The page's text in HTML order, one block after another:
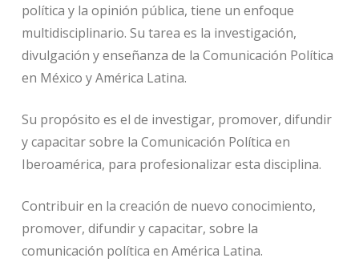
política y la opinión pública, tiene un enfoque
multidisciplinario. Su tarea es la investigación,
divulgación y enseñanza de la Comunicación Política
en México y América Latina.
Su propósito es el de investigar, promover, difundir
y capacitar sobre la Comunicación Política en
Iberoamérica, para profesionalizar esta disciplina.
Contribuir en la creación de nuevo conocimiento,
promover, difundir y capacitar, sobre la
comunicación política en América Latina.